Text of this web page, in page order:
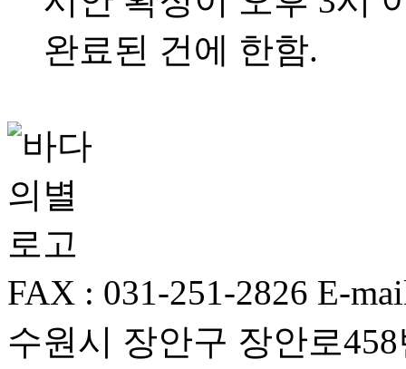
완료된 건에 한함.
FAX : 031-251-2826 E-
수원시 장안구 장안로